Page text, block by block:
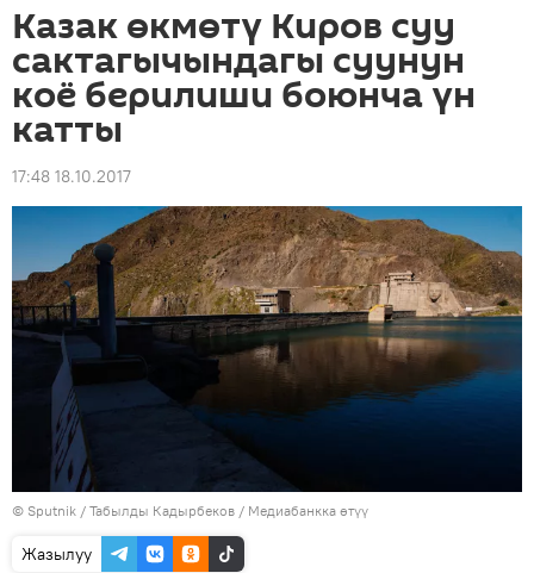
Казак өкмөтү Киров суу
сактагычындагы суунун
коё берилиши боюнча үн
катты
17:48 18.10.2017
© Sputnik / Табылды Кадырбеков / Медиабанкка өтүү
Жазылуу